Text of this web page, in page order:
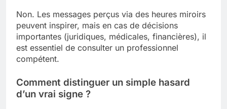
Non. Les messages perçus via des heures miroirs
peuvent inspirer, mais en cas de décisions
importantes (juridiques, médicales, financières), il
est essentiel de consulter un professionnel
compétent.
Comment distinguer un simple hasard
d’un vrai signe ?